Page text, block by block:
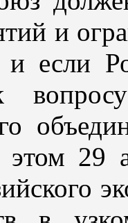
и
если
этом 29